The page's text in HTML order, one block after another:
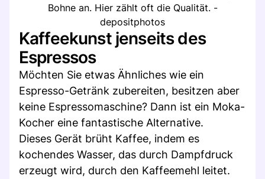
Bohne an. Hier zählt oft die Qualität. -
depositphotos
Kaffeekunst jenseits des
Espressos
Möchten Sie etwas Ähnliches wie ein
Espresso-Getränk zubereiten, besitzen aber
keine Espressomaschine? Dann ist ein Moka-
Kocher eine fantastische Alternative.
Dieses Gerät brüht Kaffee, indem es
kochendes Wasser, das durch Dampfdruck
erzeugt wird, durch den Kaffeemehl leitet.